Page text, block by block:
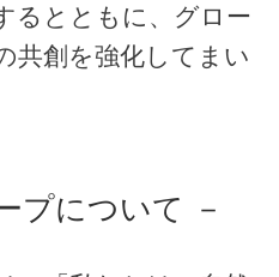
るとともに、グロー
共創を強化してまい
プについて －